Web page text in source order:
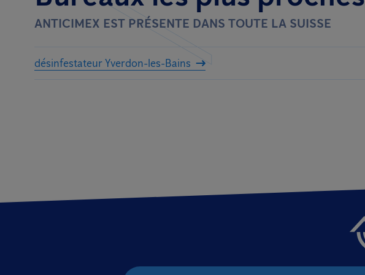
ANTICIMEX EST PRÉSENTE DANS TOUTE LA SUISSE
désinfestateur Yverdon-les-Bains